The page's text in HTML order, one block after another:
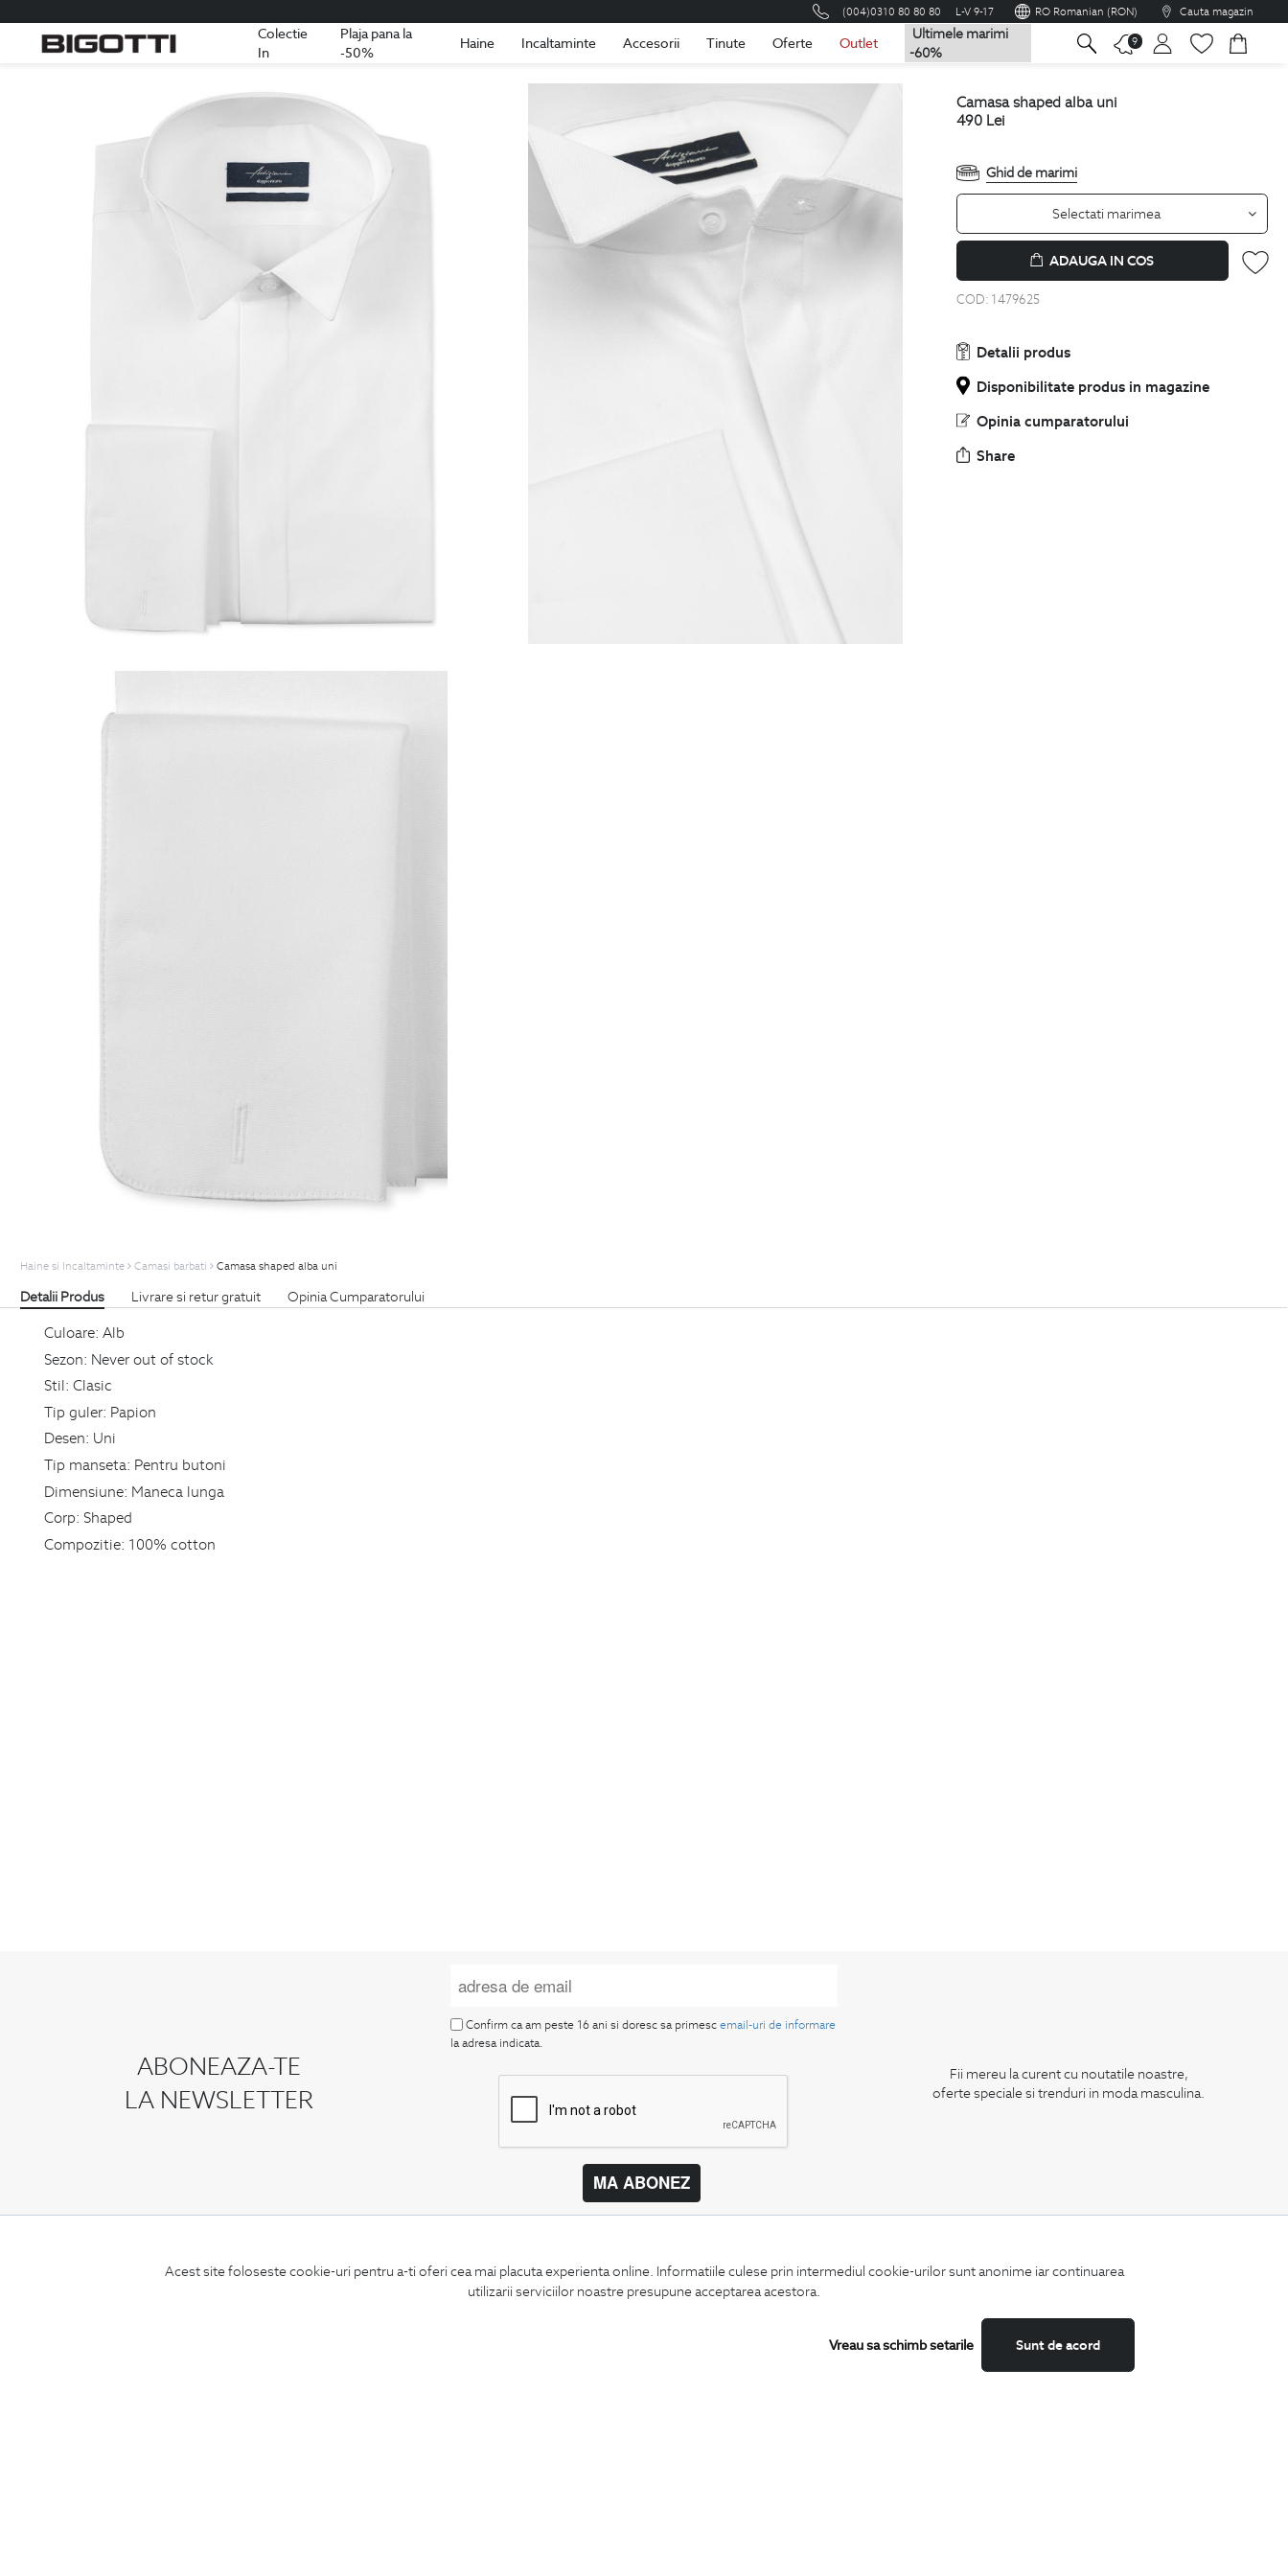
Acest site foloseste cookie-uri pentru a-ti oferi cea mai placuta experienta online. Informatiile culese prin intermediul cookie-urilor sunt anonime iar continuarea
utilizarii serviciilor noastre presupune acceptarea acestora.
Sunt de acord
Vreau sa schimb setarile
(004)0310 80 80 80 L-V 9-17 RO Romanian (RON) Cauta magazin
Colectie
In
Plaja pana la
-50%
Haine Incaltaminte Accesorii Tinute Oferte Outlet
Ultimele marimi
-60%
9
Romania Romana
camasa shaped alba uni
490 Lei
Ghid de marimi
Selectati marimea
ADAUGA IN COS
COD: 1479625
Detalii produs
Disponibilitate produs in magazine
Opinia cumparatorului
Share
Haine si Incaltaminte Camasi barbati Camasa shaped alba uni
Detalii Produs Livrare si retur gratuit Opinia Cumparatorului
Culoare: Alb
Sezon: Never out of stock
Stil: Clasic
Tip guler: Papion
Desen: Uni
Tip manseta: Pentru butoni
Dimensiune: Maneca lunga
Corp: Shaped
Compozitie: 100% cotton
ABONEAZA-TE
LA NEWSLETTER
Confirm ca am peste 16 ani si doresc sa primescemail-uri de informare
la adresa indicata.
MA ABONEZ
Fii mereu la curent cu noutatile noastre,
oferte speciale si trenduri in moda masculina.
Termeni si conditii
Contact
Magazine
Facebook
LinkedIn
Camasi
Incaltaminte
Pantaloni